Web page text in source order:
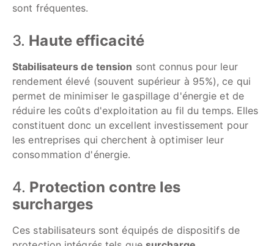
sont fréquentes.
3. Haute efficacité
Stabilisateurs de tension sont connus pour leur
rendement élevé (souvent supérieur à 95%), ce qui
permet de minimiser le gaspillage d'énergie et de
réduire les coûts d'exploitation au fil du temps. Elles
constituent donc un excellent investissement pour
les entreprises qui cherchent à optimiser leur
consommation d'énergie.
4. Protection contre les
surcharges
Ces stabilisateurs sont équipés de dispositifs de